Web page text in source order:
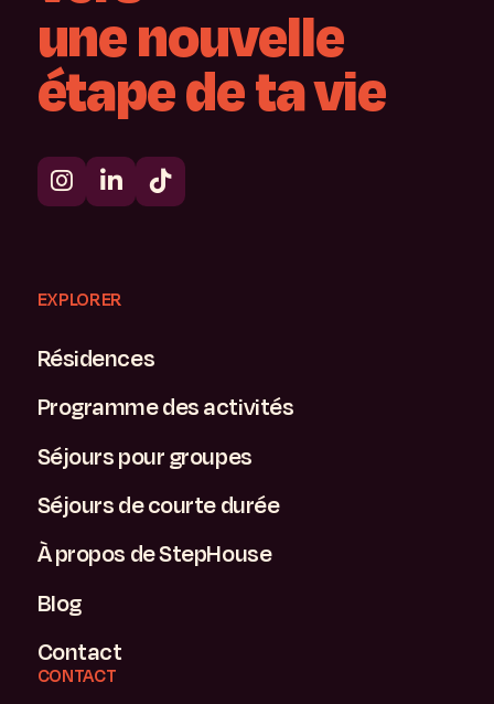
unenouvelle
étapedetavie
EXPLORER
Résidences
Programme des activités
Séjours pour groupes
Séjours de courte durée
À propos de StepHouse
Blog
Contact
CONTACT